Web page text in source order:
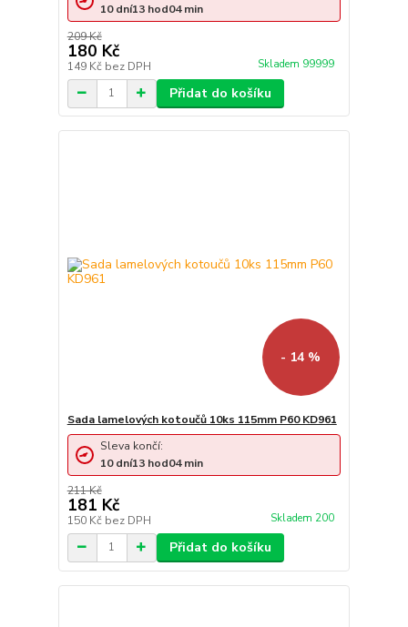
209 Kč
180 Kč
149 Kč bez DPH Skladem 99999
10 dní13 hod04min
Přidat do košíku
- 14 %
Sada lamelových kotoučů 10ks 115mm P60 KD961
211 Kč
181 Kč
150 Kč bez DPH Skladem 200
Sleva končí:
10 dní13 hod04min
Přidat do košíku